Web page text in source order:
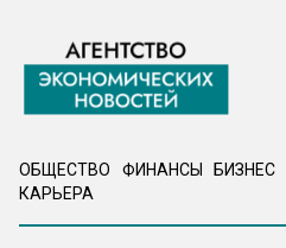
ОБЩЕСТВО ФИНАНСЫ БИЗНЕС
КАРЬЕРА